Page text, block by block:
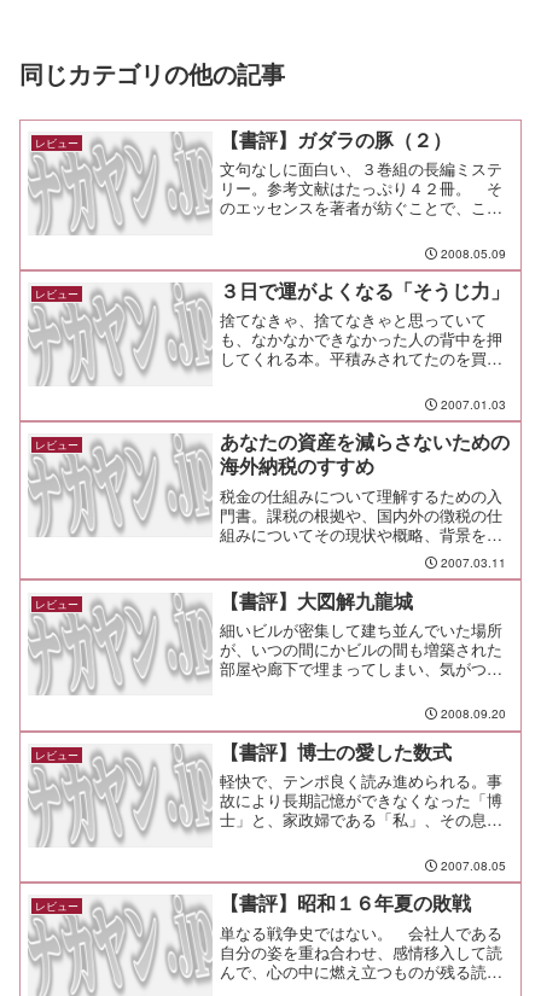
同じカテゴリの他の記事
レビュー 【書評】ガダラの豚（２）
文句なしに面白い、３巻組の長編ミステ
リー。参考文献はたっぷり４２冊。 そ
のエッセンスを著者が紡ぐことで、ここ
本。マジックと超能力、そして宗教。第
２巻 ケニア。広大な大地と呪術、真の
敵現る。第３巻 日本。繰り...
2008.05.09
レビュー ３日で運がよくなる「そうじ力」
捨てなきゃ、捨てなきゃと思っていて
も、なかなかできなかった人の背中を押
してくれる本。平積みされてたのを買っ
めるので気楽に読みたい時にどうぞ。
2007.01.03
レビュー
あなたの資産を減らさないための
海外納税のすすめ
税金の仕組みについて理解するための入
門書。課税の根拠や、国内外の徴税の仕
組みについてその現状や概略、背景を簡
2007.03.11
レビュー 【書評】大図解九龍城
細いビルが密集して建ち並んでいた場所
が、いつの間にかビルの間も増築された
部屋や廊下で埋まってしまい、気がつい
間、魔窟とも呼ばれた今は無き九龍城塞
の貴重な記録。
2008.09.20
レビュー 【書評】博士の愛した数式
軽快で、テンポ良く読み進められる。事
故により長期記憶ができなくなった「博
士」と、家政婦である「私」、その息子
2007.08.05
レビュー 【書評】昭和１６年夏の敗戦
単なる戦争史ではない。 会社人である
自分の姿を重ね合わせ、感情移入して読
んで、心の中に燃え立つものが残る読後